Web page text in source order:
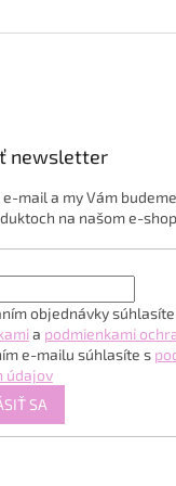
newsletter
mail a my Vám
na našom e-
objednávky
a podmienkami
e-mailu súhlasíte s
údajov
SA